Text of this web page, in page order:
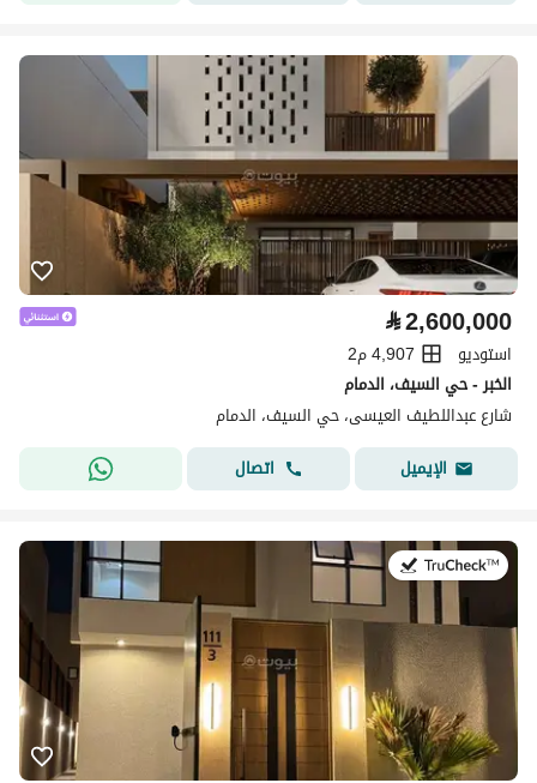
⃁2,600,000
استوديو
4,907 م2
الخبر - حي السيف، الدمام
شارع عبداللطيف العيسى، حي السيف، الدمام
الإيميل
اتصال
في:26 يوليو 2026